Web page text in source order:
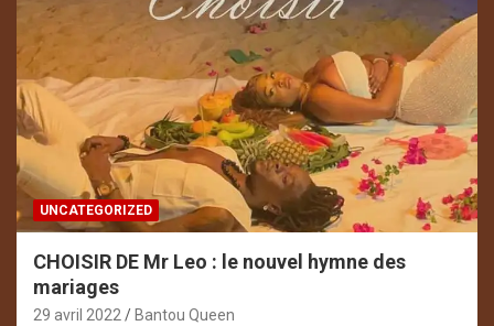
UNCATEGORIZED
CHOISIR DE Mr Leo : le nouvel hymne des
mariages
29 avril 2022 Bantou Queen